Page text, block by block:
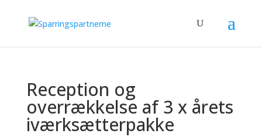
Reception og
overrækkelse af 3 x årets
iværksætterpakke